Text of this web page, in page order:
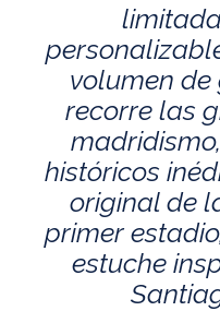
volumen
recorre las
históricos
original de
primer
estuche